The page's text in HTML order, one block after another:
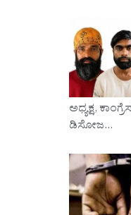
ಅಧ್ಯಕ್ಷ,
ಡಿಸೋಜ…